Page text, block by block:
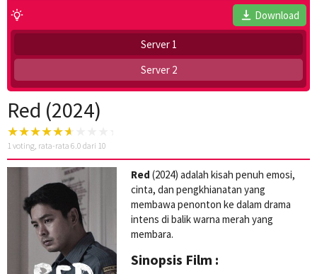
Download
Server 1
Server 2
Red (2024)
1 voting, rata-rata 6.0 dari 10
Red (2024) adalah kisah penuh emosi,
cinta, dan pengkhianatan yang
membawa penonton ke dalam drama
intens di balik warna merah yang
membara.
Sinopsis Film :